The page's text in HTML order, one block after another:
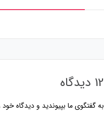
12 دیدگاه
به گفتگوی ما بپیوندید و دیدگاه خود